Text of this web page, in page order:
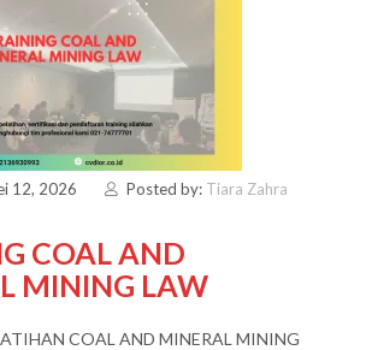
12, 2026 Posted by: Tiara Zahra
COAL AND
MINING LAW
COAL AND MINERAL MINING